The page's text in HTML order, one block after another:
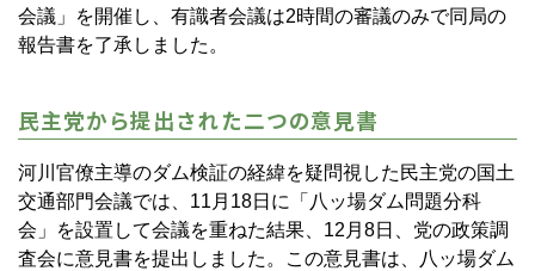
会議」を開催し、有識者会議は2時間の審議のみで同局の
報告書を了承しました。
民主党から提出された二つの意見書
河川官僚主導のダム検証の経緯を疑問視した民主党の国土
交通部門会議では、11月18日に「八ッ場ダム問題分科
会」を設置して会議を重ねた結果、12月8日、党の政策調
査会に意見書を提出しました。この意見書は、八ッ場ダム